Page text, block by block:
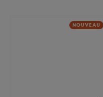
NOUVEAU